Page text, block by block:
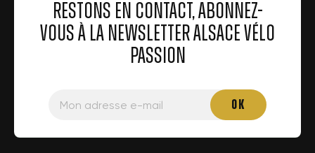
RESTONS EN CONTACT, ABONNEZ-
VOUS À LA NEWSLETTER ALSACE VÉLO
PASSION